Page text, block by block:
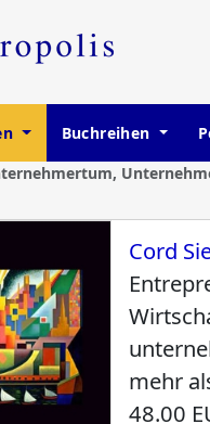
Buchreihen
Cord
mehr
48.00